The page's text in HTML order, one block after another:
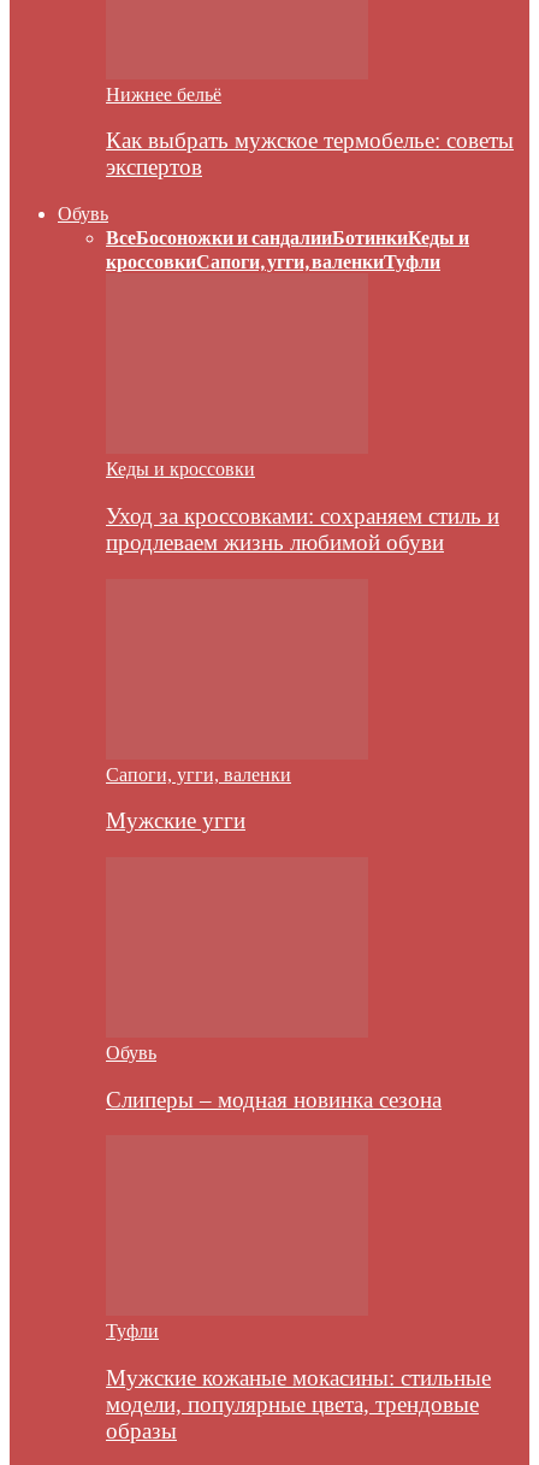
Нижнее бельё
Как выбрать мужское термобелье: советы
экспертов
Обувь
ВсеБосоножки и сандалииБотинкиКеды и
кроссовкиСапоги, угги, валенкиТуфли
Кеды и кроссовки
Уход за кроссовками: сохраняем стиль и
продлеваем жизнь любимой обуви
Сапоги, угги, валенки
Мужские угги
Обувь
Слиперы – модная новинка сезона
Туфли
Мужские кожаные мокасины: стильные
модели, популярные цвета, трендовые
образы